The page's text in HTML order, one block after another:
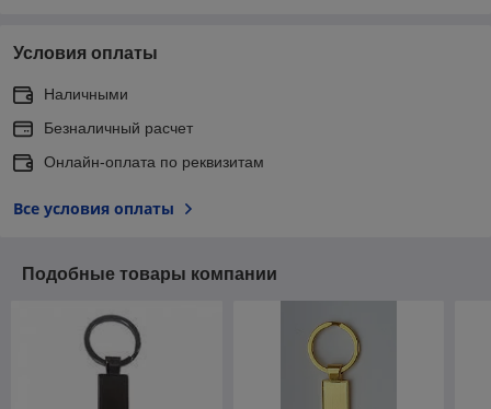
Условия оплаты
Наличными
Безналичный расчет
Онлайн-оплата по реквизитам
Все условия оплаты
Подобные товары компании